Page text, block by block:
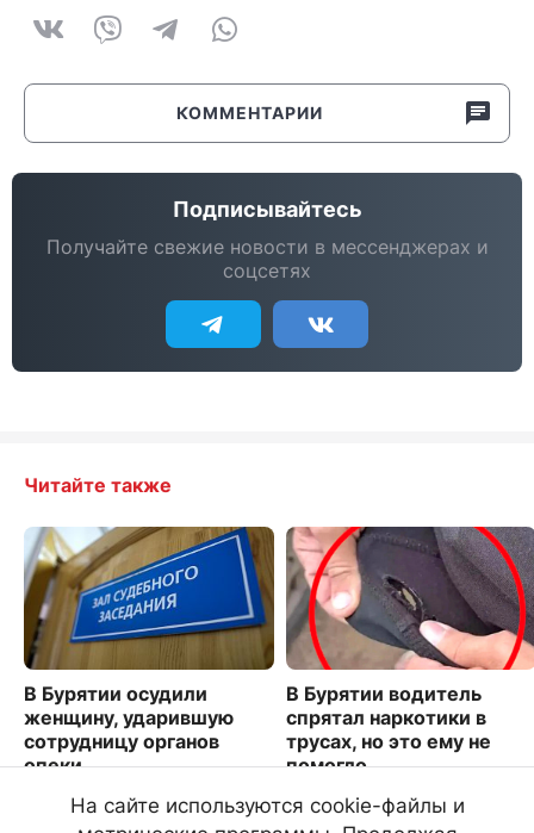
КОММЕНТАРИИ
Подписывайтесь
Получайте свежие новости в мессенджерах и
соцсетях
Читайте также
В Бурятии осудили
женщину, ударившую
сотрудницу органов
опеки
2795
В Бурятии водитель
спрятал наркотики в
трусах, но это ему не
помогло
1681
На сайте используются cookie-файлы и